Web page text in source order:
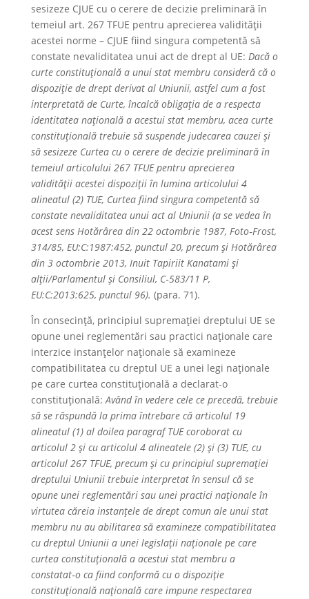
sesizeze CJUE cu o cerere de decizie preliminară în
temeiul art. 267 TFUE pentru aprecierea validității
acestei norme – CJUE fiind singura competentă să
constate nevaliditatea unui act de drept al UE: Dacă o
curte constituțională a unui stat membru consideră că o
dispoziție de drept derivat al Uniunii, astfel cum a fost
interpretată de Curte, încalcă obligația de a respecta
identitatea națională a acestui stat membru, acea curte
constituțională trebuie să suspende judecarea cauzei și
să sesizeze Curtea cu o cerere de decizie preliminară în
temeiul articolului 267 TFUE pentru aprecierea
validității acestei dispoziții în lumina articolului 4
alineatul (2) TUE, Curtea fiind singura competentă să
constate nevaliditatea unui act al Uniunii (a se vedea în
acest sens Hotărârea din 22 octombrie 1987, Foto‑Frost,
314/85, EU:C:1987:452, punctul 20, precum și Hotărârea
din 3 octombrie 2013, Inuit Tapiriit Kanatami și
alții/Parlamentul și Consiliul, C‑583/11 P,
EU:C:2013:625, punctul 96). (para. 71).
În consecință, principiul supremației dreptului UE se
opune unei reglementări sau practici naționale care
interzice instanțelor naționale să examineze
compatibilitatea cu dreptul UE a unei legi naționale
pe care curtea constituțională a declarat-o
constituțională:Având în vedere cele ce precedă, trebuie
să se răspundă la prima întrebare că articolul 19
alineatul (1) al doilea paragraf TUE coroborat cu
articolul 2 și cu articolul 4 alineatele (2) și (3) TUE, cu
articolul 267 TFUE, precum și cu principiul supremației
dreptului Uniunii trebuie interpretat în sensul că se
opune unei reglementări sau unei practici naționale în
virtutea căreia instanțele de drept comun ale unui stat
membru nu au abilitarea să examineze compatibilitatea
cu dreptul Uniunii a unei legislații naționale pe care
curtea constituțională a acestui stat membru a
constatat‑o ca fiind conformă cu o dispoziție
constituțională națională care impune respectarea